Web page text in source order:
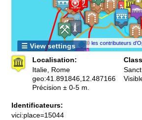
©les contributeurs
☰ View settings
Localisation:
Italie, Rome
geo:41.891846,12.487166
Précision ± 0-5 m.
Identificateurs:
vici:place=15044